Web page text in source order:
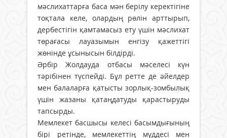
мәслихаттарға баса мән берілу керектігіне
тоқтала келе, олардың рөлін арттырып,
дербестігін қамтамасыз ету үшін мәслихат
төрағасы лауазымын енгізу қажеттігі
жөнінде ұсынысын білдірді.
Әрбір Жолдауда отбасы мәселесі күн
тәрібінен түспейді. Бұл ретте де әйелдер
мен балаларға қатысты зорлық-зомбылық
үшін жазаны қатаңдатуды қарастыруды
тапсырды.
Мемлекет басшысы келесі басымдығының
бірі ретінде, мемлекеттің мүддесі мен